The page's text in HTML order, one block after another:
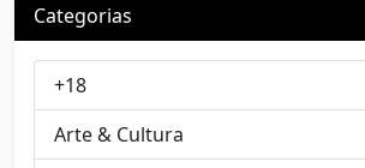
Categorias
+18
Arte & Cultura